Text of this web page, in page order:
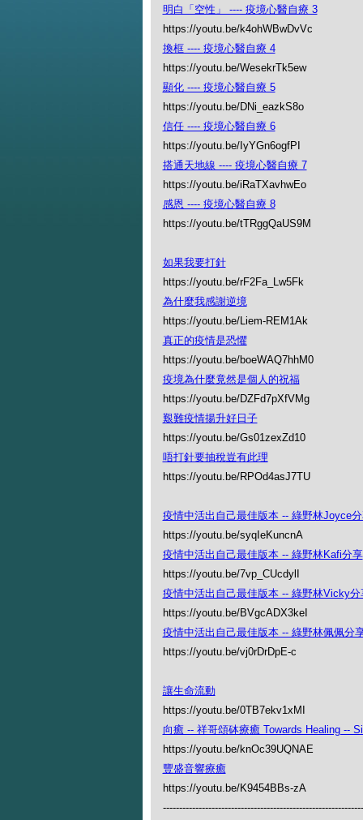
明白「空性」 ---- 疫境心醫自療 3
https://youtu.be/k4ohWBwDvVc
換框 ---- 疫境心醫自療 4
https://youtu.be/WesekrTk5ew
顯化 ---- 疫境心醫自療 5
https://youtu.be/DNi_eazkS8o
信任 ---- 疫境心醫自療 6
https://youtu.be/IyYGn6ogfPI
搭通天地線 ---- 疫境心醫自療 7
https://youtu.be/iRaTXavhwEo
感恩 ---- 疫境心醫自療 8
https://youtu.be/tTRggQaUS9M
如果我要打針
https://youtu.be/rF2Fa_Lw5Fk
為什麼我感謝逆境
https://youtu.be/Liem-REM1Ak
真正的疫情是恐懼
https://youtu.be/boeWAQ7hhM0
疫境為什麼竟然是個人的祝福
https://youtu.be/DZFd7pXfVMg
艱難疫情揚升好日子
https://youtu.be/Gs01zexZd10
唔打針要抽稅豈有此理
https://youtu.be/RPOd4asJ7TU
疫情中活出自己最佳版本 -- 綠野林Joyce
https://youtu.be/syqIeKuncnA
疫情中活出自己最佳版本 -- 綠野林Kafi分享
https://youtu.be/7vp_CUcdylI
疫情中活出自己最佳版本 -- 綠野林Vicky分
https://youtu.be/BVgcADX3keI
疫情中活出自己最佳版本 -- 綠野林佩佩分
https://youtu.be/vj0rDrDpE-c
讓生命流動
https://youtu.be/0TB7ekv1xMI
向癒 -- 祥哥頌砵療癒 Towards Healing --
https://youtu.be/knOc39UQNAE
豐盛音響療癒
https://youtu.be/K9454BBs-zA